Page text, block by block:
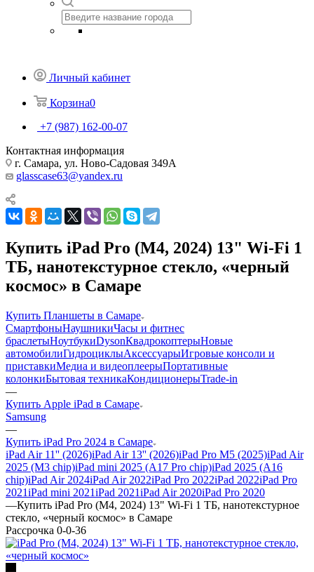
Личный кабинет
Корзина0
+7 (987) 162-00-07
Контактная информация
г. Самара, ул. Ново-Садовая 349А
glasscase63@yandex.ru
Купить iPad Pro (M4, 2024) 13" Wi-Fi 1
ТБ, нанотекстурное стекло, «черный
космос» в Самаре
Купить Планшеты в Самаре
СмартфоныНаушникиЧасы и фитнес
браслетыНоутбукиDysonКвадрокоптерыНовые
автомобилиГидроциклыАксессуарыИгровые консоли и
приставкиМедиа и видеоплеерыПортативные
колонкиБытовая техникаКондиционерыTrade-in
—
Купить Apple iPad в Самаре
Samsung
—
Купить iPad Pro 2024 в Самаре
iPad Air 11'' (2026)iPad Air 13'' (2026)iPad Pro M5 (2025)iPad Air
2025 (M3 chip)iPad mini 2025 (A17 Pro chip)iPad 2025 (A16
chip)iPad Air 2024iPad Air 2022iPad Pro 2022iPad 2022iPad Pro
2021iPad mini 2021iPad 2021iPad Air 2020iPad Pro 2020
—Купить iPad Pro (M4, 2024) 13" Wi-Fi 1 ТБ, нанотекстурное
стекло, «черный космос» в Самаре
Рассрочка 0-0-36